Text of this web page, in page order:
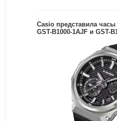
Casio представила
GST-B1000-1AJF и GST-